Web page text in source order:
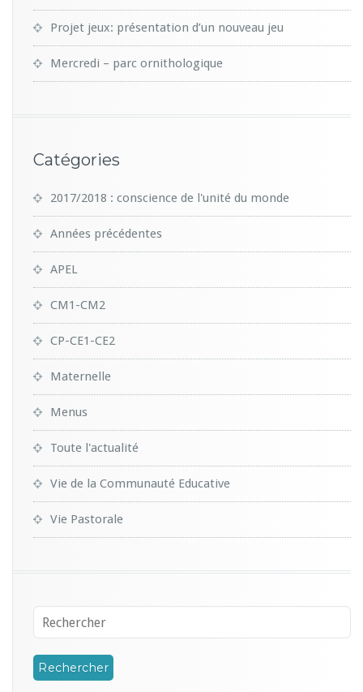
Projet jeux: présentation d’un nouveau jeu
Mercredi – parc ornithologique
Catégories
2017/2018 : conscience de l'unité du monde
Années précédentes
APEL
CM1-CM2
CP-CE1-CE2
Maternelle
Menus
Toute l'actualité
Vie de la Communauté Educative
Vie Pastorale